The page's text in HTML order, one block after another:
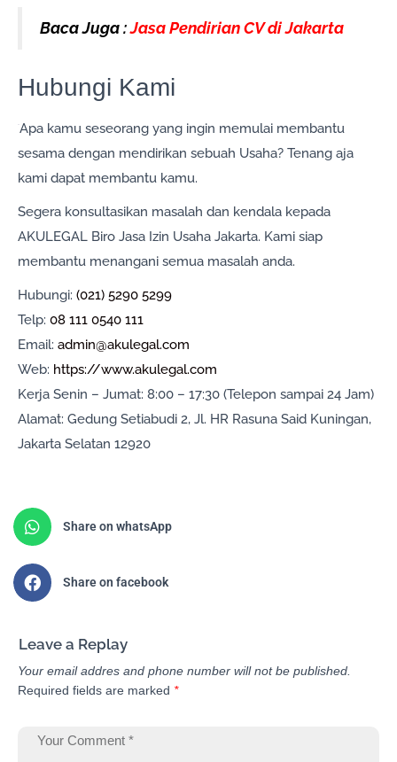
Baca Juga :Jasa Pendirian CV di Jakarta
Hubungi Kami
Apa kamu seseorang yang ingin memulai membantu
sesama dengan mendirikan sebuah Usaha? Tenang aja
kami dapat membantu kamu.
Segera konsultasikan masalah dan kendala kepada
AKULEGAL Biro Jasa Izin Usaha Jakarta. Kami siap
membantu menangani semua masalah anda.
Hubungi: (021) 5290 5299
Telp: 08 111 0540 111
Email: admin@akulegal.com
Web: https://www.akulegal.com
Kerja Senin – Jumat: 8:00 – 17:30 (Telepon sampai 24 Jam)
Alamat: Gedung Setiabudi 2, Jl. HR Rasuna Said Kuningan,
Jakarta Selatan 12920
Share on whatsApp
Share on facebook
Leave a Replay
Your email addres and phone number will not be published.
Required fields are marked *